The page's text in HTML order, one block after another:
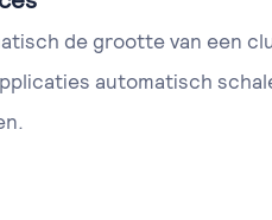
de grootte van een
automatisch